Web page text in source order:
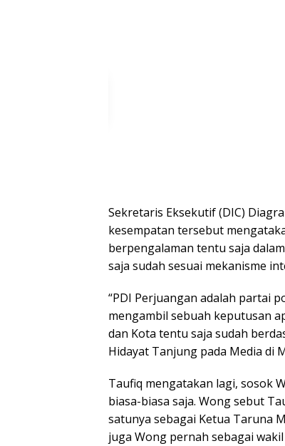
Sekretaris Eksekutif (DIC)
kesempatan tersebut
berpengalaman tentu saja
saja sudah sesuai mekanisme
“PDI Perjuangan adalah partai
mengambil sebuah keputusan
dan Kota tentu saja sudah
Hidayat Tanjung pada Media di
Taufiq mengatakan lagi, sosok
biasa-biasa saja. Wong sebut
satunya sebagai Ketua Taruna
juga Wong pernah sebagai